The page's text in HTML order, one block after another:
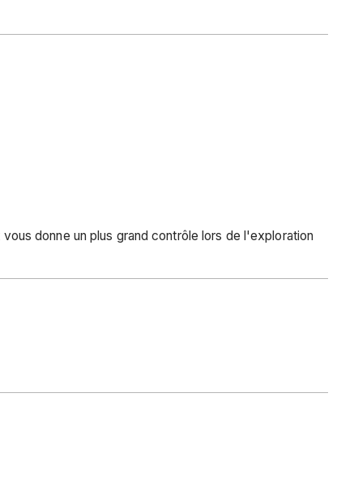
donne un plus grand contrôle lors de l'exploration